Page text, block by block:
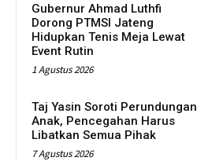
Gubernur Ahmad Luthfi
Dorong PTMSI Jateng
Hidupkan Tenis Meja Lewat
Event Rutin
1 Agustus 2026
Taj Yasin Soroti Perundungan
Anak, Pencegahan Harus
Libatkan Semua Pihak
7 Agustus 2026